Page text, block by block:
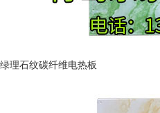
绿理石纹碳纤维电热板